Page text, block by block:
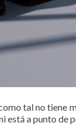
tal no tiene
está a punto de